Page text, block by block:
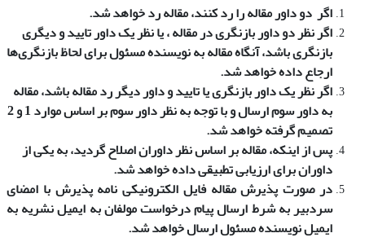
اگر دو داور مقاله را رد کنند، مقاله رد خواهد شد.
اگر نظر دو داور بازنگری در مقاله ، یا نظر یک داور تایید و دیگری
بازنگری باشد، آنگاه مقاله به نویسنده مسئول برای لحاظ بازنگری‌ها
ارجاع داده خواهد شد.
اگر نظر یک داور بازنگری یا تایید و داور دیگر رد مقاله باشد، مقاله
به داور سوم ارسال و با توجه به نظر داور سوم بر اساس موارد 1 و 2
تصمیم گرفته خواهد شد.
پس از اینکه، مقاله بر اساس نظر داوران اصلاح گردید، به یکی از
داوران برای ارزیابی تطبیقی داده خواهد شد.
در صورت پذیرش مقاله فایل الکترونیکی نامه پذیرش با امضای
سردبیر به شرط ارسال پیام درخواست مولفان به ایمیل نشریه به
ایمیل نویسنده مسئول ارسال خواهد شد.